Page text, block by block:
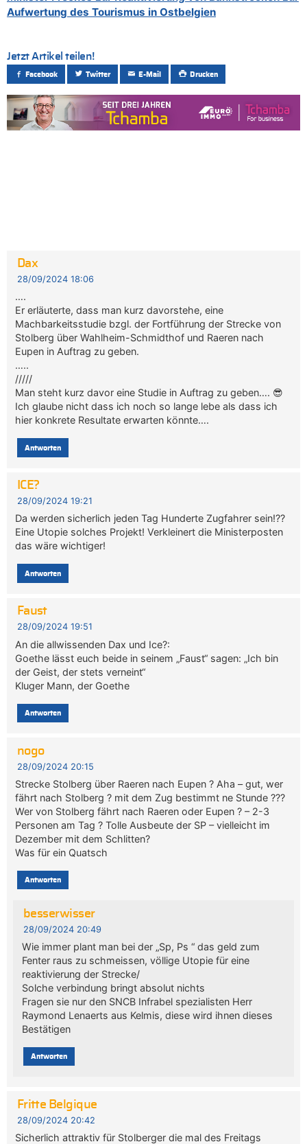
Aufwertung des Tourismus in Ostbelgien
Jetzt Artikel teilen!
Facebook Twitter E-Mail Drucken
Dax
28/09/2024 18:06
….
Er erläuterte, dass man kurz davorstehe, eine
Machbarkeitsstudie bzgl. der Fortführung der Strecke von
Stolberg über Wahlheim-Schmidthof und Raeren nach
Eupen in Auftrag zu geben.
…..
/////
Man steht kurz davor eine Studie in Auftrag zu geben…. 😎
Ich glaube nicht dass ich noch so lange lebe als dass ich
hier konkrete Resultate erwarten könnte….
Antworten
ICE?
28/09/2024 19:21
Da werden sicherlich jeden Tag Hunderte Zugfahrer sein!??
Eine Utopie solches Projekt! Verkleinert die Ministerposten
das wäre wichtiger!
Antworten
Faust
28/09/2024 19:51
An die allwissenden Dax und Ice?:
Goethe lässt euch beide in seinem „Faust“ sagen: „Ich bin
der Geist, der stets verneint“
Kluger Mann, der Goethe
Antworten
nogo
28/09/2024 20:15
Strecke Stolberg über Raeren nach Eupen ? Aha – gut, wer
fährt nach Stolberg ? mit dem Zug bestimmt ne Stunde ???
Wer von Stolberg fährt nach Raeren oder Eupen ? – 2-3
Personen am Tag ? Tolle Ausbeute der SP – vielleicht im
Dezember mit dem Schlitten?
Was für ein Quatsch
Antworten
besserwisser
28/09/2024 20:49
Wie immer plant man bei der „Sp, Ps “ das geld zum
Fenter raus zu schmeissen, völlige Utopie für eine
reaktivierung der Strecke/
Solche verbindung bringt absolut nichts
Fragen sie nur den SNCB Infrabel spezialisten Herr
Raymond Lenaerts aus Kelmis, diese wird ihnen dieses
Bestätigen
Antworten
Fritte Belgique
28/09/2024 20:42
Sicherlich attraktiv für Stolberger die mal des Freitags